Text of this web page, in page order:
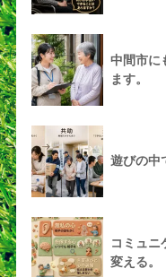
中間市に
ます。
遊びの中
コミュニ
変える。